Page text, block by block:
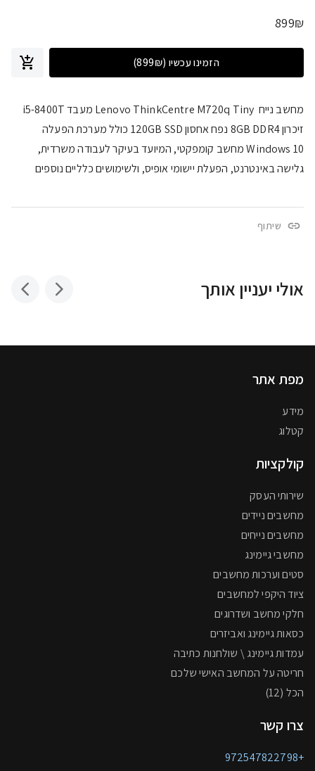
899₪
הזמינו עכשיו (899₪)
מחשב נייח Lenovo ThinkCentre M720q Tiny מעבד i5-8400T
זיכרון 8GB DDR4 נפח אחסון 120GB SSD כולל מערכת הפעלה
Windows 10 מחשב קומפקטי, המיועד בעיקר לעבודה משרדית,
גלישה באינטרנט, הפעלת יישומי אופיס, ולשימושים כלליים נוספים
שיתוף
אולי יעניין אותך
מפת אתר
מידע
קטלוג
קולקציות
שירותי העסק
מחשבים ניידים
מחשבים נייחים
מחשבי גיימינג
סטים וערכות מחשבים
ציוד היקפי למחשבים
חלקי מחשב ושדרוגים
כסאות גיימינג ואביזרים
עמדות גיימינג \ שולחנות כתיבה
חריטה על המחשב האישי שלכם
הכל (12)
צרו קשר
+972547822798